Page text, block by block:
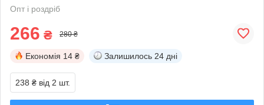
Опт і роздріб
266 ₴ 280 ₴
Економія 14 ₴ Залишилось 24 дні
238 ₴ від 2 шт.